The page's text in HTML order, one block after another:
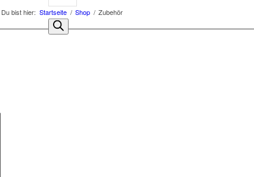
Du bist hier: Startseite / Shop / Zubehör